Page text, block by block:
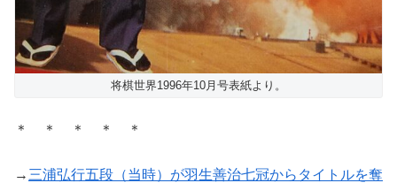
将棋世界1996年10月号表紙より。
＊ ＊ ＊ ＊ ＊
→ 三浦弘行五段（当時）が羽生善治七冠からタイトルを奪